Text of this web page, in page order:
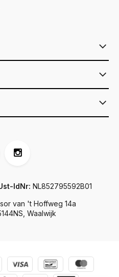
van 't Hoffweg 14a
Waalwijk
IdNr: NL852795592B01